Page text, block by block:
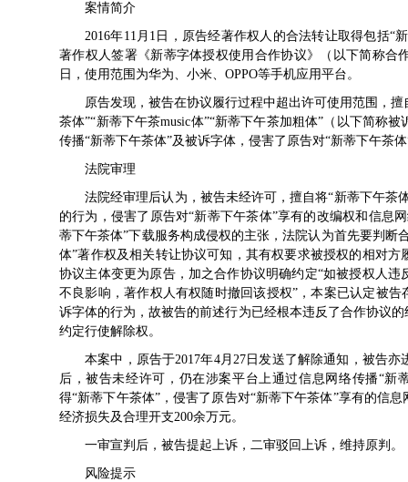
案情简介
2016年11月1日，原告经著作权人的合法转让取得包括“
著作权人签署《新蒂字体授权使用合作协议》（以下简称合
日，使用范围为华为、小米、OPPO等手机应用平台。
原告发现，被告在协议履行过程中超出许可使用范围，
茶体”“新蒂下午茶music体”“新蒂下午茶加粗体”（以下简称
传播“新蒂下午茶体”及被诉字体，侵害了原告对“新蒂下午茶
法院审理
法院经审理后认为，被告未经许可，擅自将“新蒂下午茶
的行为，侵害了原告对“新蒂下午茶体”享有的改编权和信息
蒂下午茶体”下载服务构成侵权的主张，法院认为首先要判
体”著作权及相关转让协议可知，其有权要求被授权的相对
协议主体变更为原告，加之合作协议明确约定“如被授权人
不良影响，著作权人有权随时撤回该授权”，本案已认定被
诉字体的行为，故被告的前述行为已经根本违反了合作协议
约定行使解除权。
本案中，原告于2017年4月27日发送了解除通知，被告
后，被告未经许可，仍在涉案平台上通过信息网络传播“
得“新蒂下午茶体”，侵害了原告对“新蒂下午茶体”享有的信
经济损失及合理开支200余万元。
一审宣判后，被告提起上诉，二审驳回上诉，维持原判。
风险提示